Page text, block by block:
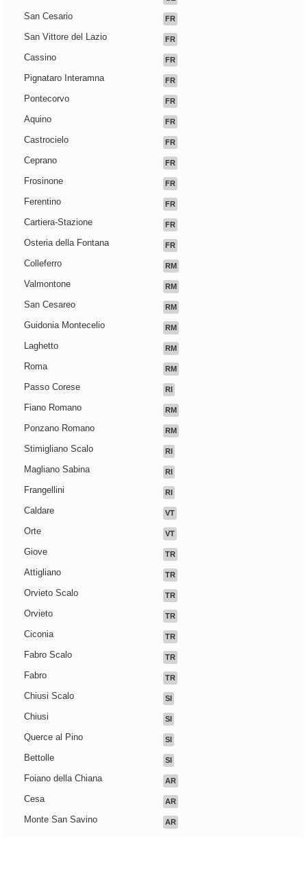
San Cesario FR
San Vittore del Lazio FR
Cassino FR
Pignataro Interamna FR
Pontecorvo FR
Aquino FR
Castrocielo FR
Ceprano FR
Frosinone FR
Ferentino FR
Cartiera-Stazione FR
Osteria della Fontana FR
Colleferro RM
Valmontone RM
San Cesareo RM
Guidonia Montecelio RM
Laghetto RM
Roma RM
Passo Corese RI
Fiano Romano RM
Ponzano Romano RM
Stimigliano Scalo RI
Magliano Sabina RI
Frangellini RI
Caldare VT
Orte VT
Giove TR
Attigliano TR
Orvieto Scalo TR
Orvieto TR
Ciconia TR
Fabro Scalo TR
Fabro TR
Chiusi Scalo SI
Chiusi SI
Querce al Pino SI
Bettolle SI
Foiano della Chiana AR
Cesa AR
Monte San Savino AR